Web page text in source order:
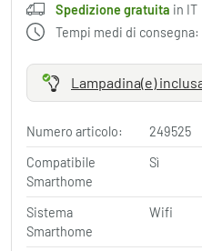
Spedizione gratuita in IT
Tempi medi di
Lampadina(e)
Numero articolo:
249525
Compatibile
Smarthome
Sì
Sistema
Smarthome
Wifi